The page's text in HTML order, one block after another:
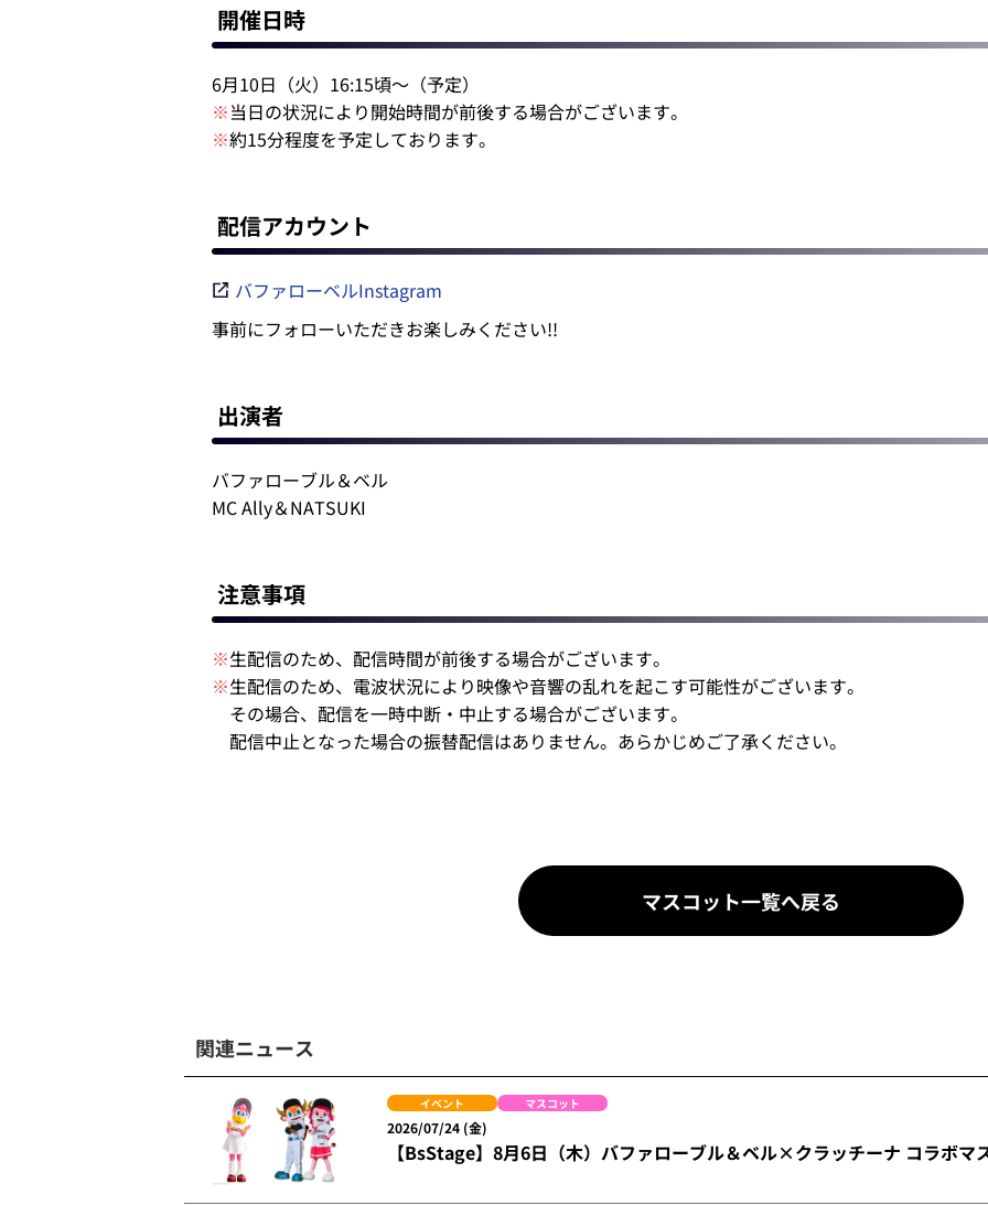
開催日時
6月10日（火）16:15頃～（予定）
※当日の状況により開始時間が前後する場合がございます。
※約15分程度を予定しております。
配信アカウント
バファローベルInstagram
事前にフォローいただきお楽しみください!!
出演者
バファローブル＆ベル
MC Ally＆NATSUKI
注意事項
※生配信のため、配信時間が前後する場合がございます。
※生配信のため、電波状況により映像や音響の乱れを起こす可能性がございます。
その場合、配信を一時中断・中止する場合がございます。
配信中止となった場合の振替配信はありません。あらかじめご了承ください。
マスコット一覧へ戻る
関連ニュース
イベント マスコット
2026/07/24 (金)
【BsStage】8月6日（木）バファローブル＆ベル×クラッチーナ コラボマ